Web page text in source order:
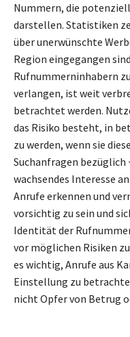
Nummern, die
darstellen. Statistiken
über unerwünschte
Region eingegangen
Rufnummerninhabern
verlangen, ist weit
betrachtet werden.
das Risiko besteht, in
zu werden, wenn sie
Suchanfragen bezüglich
wachsendes Interesse
Anrufe erkennen und
vorsichtig zu sein und
Identität der
vor möglichen Risiken
es wichtig, Anrufe aus
Einstellung zu
nicht Opfer von Betrug